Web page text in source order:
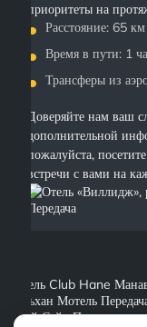
приоритеты на
Расстояние: 65 км
Время в пути: 1
Трансферы из
Доверяйте нам ваш
дополнительной
пожалуйста,
встречи с вами на
Отель Club Hane
Ильхан Мотель
Мой Сайд Передача